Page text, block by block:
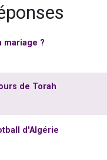
mariage ?
de Torah
d'Algérie